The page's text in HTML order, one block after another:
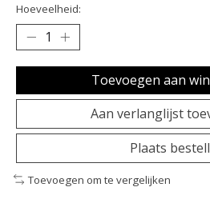
Hoeveelheid:
Toevoegen aan
Aan verlanglijst
Plaats
Toevoegen om te vergelijken